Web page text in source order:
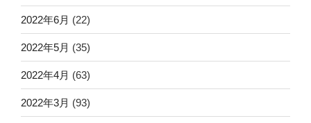
2022年6月 (22)
2022年5月 (35)
2022年4月 (63)
2022年3月 (93)